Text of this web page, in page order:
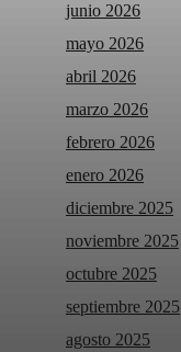
junio 2026
mayo 2026
abril 2026
marzo 2026
febrero 2026
enero 2026
diciembre 2025
noviembre 2025
octubre 2025
septiembre 2025
agosto 2025